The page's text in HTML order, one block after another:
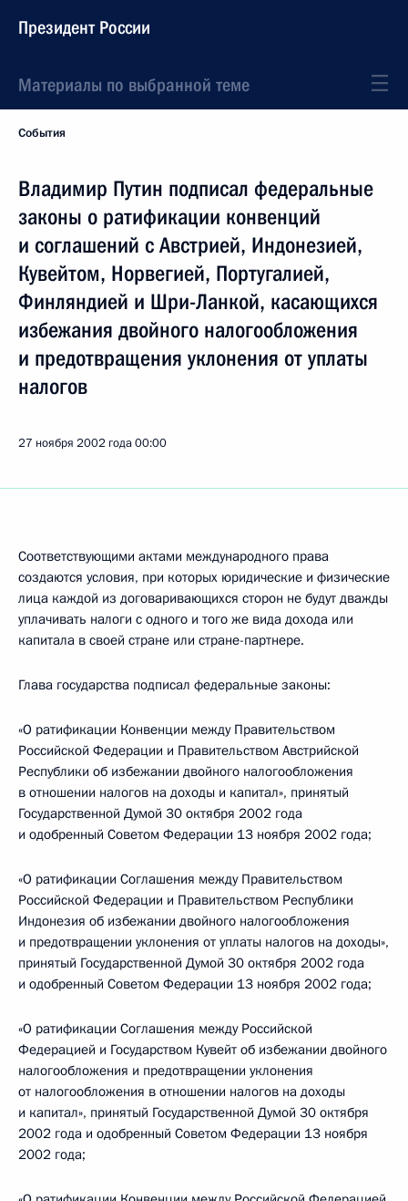
Президент России
Материалы по выбранной теме
События
Владимир Путин подписал федеральные
законы о ратификации конвенций
и соглашений с Австрией, Индонезией,
Кувейтом, Норвегией, Португалией,
Финляндией и Шри-Ланкой, касающихся
избежания двойного налогообложения
и предотвращения уклонения от уплаты
налогов
27 ноября 2002 года00:00
Соответствующими актами международного права
создаются условия, при которых юридические и физические
лица каждой из договаривающихся сторон не будут дважды
уплачивать налоги с одного и того же вида дохода или
капитала в своей стране или стране-партнере.
Глава государства подписал федеральные законы:
«О ратификации Конвенции между Правительством
Российской Федерации и Правительством Австрийской
Республики об избежании двойного налогообложения
в отношении налогов на доходы и капитал», принятый
Государственной Думой 30 октября 2002 года
и одобренный Советом Федерации 13 ноября 2002 года;
«О ратификации Соглашения между Правительством
Российской Федерации и Правительством Республики
Индонезия об избежании двойного налогообложения
и предотвращении уклонения от уплаты налогов на доходы»,
принятый Государственной Думой 30 октября 2002 года
и одобренный Советом Федерации 13 ноября 2002 года;
«О ратификации Соглашения между Российской
Федерацией и Государством Кувейт об избежании двойного
налогообложения и предотвращении уклонения
от налогообложения в отношении налогов на доходы
и капитал», принятый Государственной Думой 30 октября
2002 года и одобренный Советом Федерации 13 ноября
2002 года;